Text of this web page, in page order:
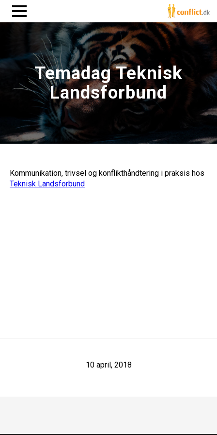
Temadag Teknisk
Landsforbund
Kommunikation, trivsel og konflikthåndtering i praksis hos
Teknisk Landsforbund
10 april, 2018